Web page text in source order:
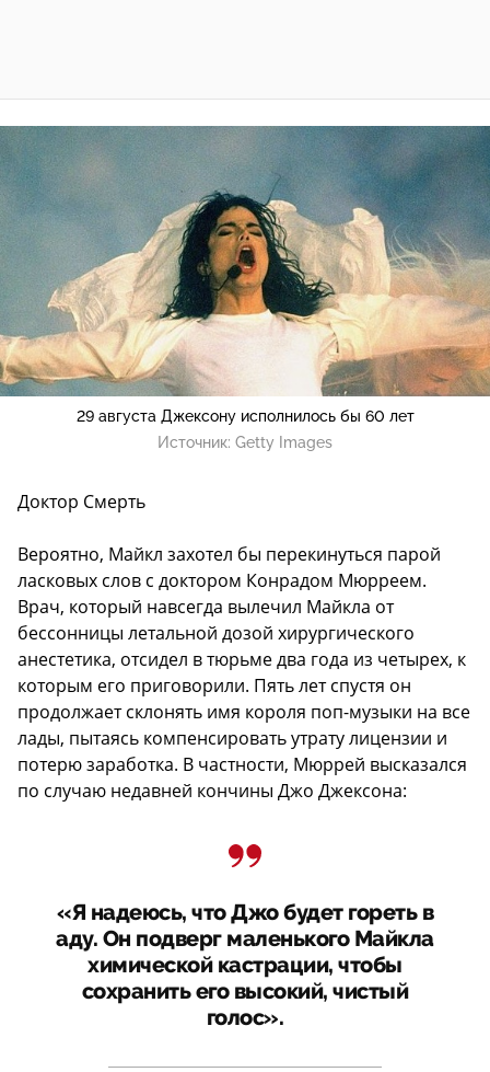
29 августа Джексону исполнилось бы 60 лет
Источник: Getty Images
Доктор Смерть
Вероятно, Майкл захотел бы перекинуться парой
ласковых слов с доктором Конрадом Мюрреем.
Врач, который навсегда вылечил Майкла от
бессонницы летальной дозой хирургического
анестетика, отсидел в тюрьме два года из четырех, к
которым его приговорили. Пять лет спустя он
продолжает склонять имя короля поп-музыки на все
лады, пытаясь компенсировать утрату лицензии и
потерю заработка. В частности, Мюррей высказался
по случаю недавней кончины Джо Джексона:
«Я надеюсь, что Джо будет гореть в
аду. Он подверг маленького Майкла
химической кастрации, чтобы
сохранить его высокий, чистый
голос».